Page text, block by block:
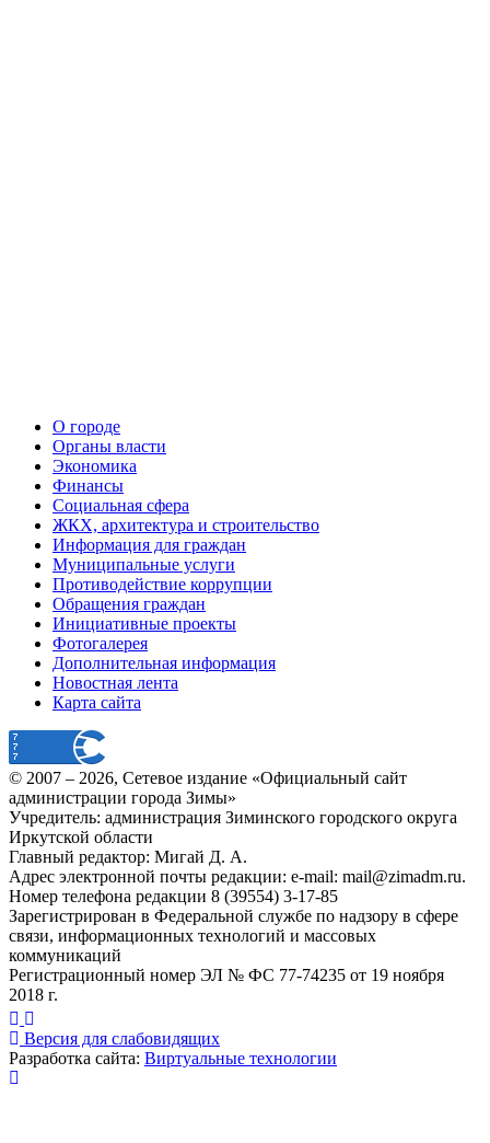
О городе
Органы власти
Экономика
Финансы
Социальная сфера
ЖКХ, архитектура и строительство
Информация для граждан
Муниципальные услуги
Противодействие коррупции
Обращения граждан
Инициативные проекты
Фотогалерея
Дополнительная информация
Новостная лента
Карта сайта
© 2007 – 2026, Сетевое издание «Официальный сайт
администрации города Зимы»
Учредитель: администрация Зиминского городского округа
Иркутской области
Главный редактор: Мигай Д. А.
Адрес электронной почты редакции: e-mail: mail@zimadm.ru.
Номер телефона редакции 8 (39554) 3-17-85
Зарегистрирован в Федеральной службе по надзору в сфере
связи, информационных технологий и массовых
коммуникаций
Регистрационный номер ЭЛ № ФС 77-74235 от 19 ноября
2018 г.
Версия для слабовидящих
Разработка сайта: Виртуальные технологии